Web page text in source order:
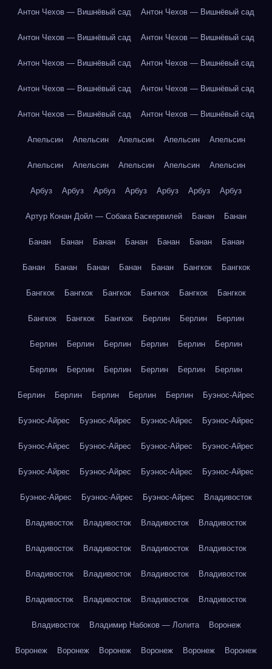
Антон Чехов — Вишнёвый сад Антон Чехов — Вишнёвый сад
Антон Чехов — Вишнёвый сад Антон Чехов — Вишнёвый сад
Антон Чехов — Вишнёвый сад Антон Чехов — Вишнёвый сад
Антон Чехов — Вишнёвый сад Антон Чехов — Вишнёвый сад
Антон Чехов — Вишнёвый сад Антон Чехов — Вишнёвый сад
Апельсин Апельсин Апельсин Апельсин Апельсин
Апельсин Апельсин Апельсин Апельсин Апельсин
Арбуз Арбуз Арбуз Арбуз Арбуз Арбуз Арбуз
Артур Конан Дойл — Собака Баскервилей Банан Банан
Банан Банан Банан Банан Банан Банан Банан
Банан Банан Банан Банан Банан Бангкок Бангкок
Бангкок Бангкок Бангкок Бангкок Бангкок Бангкок
Бангкок Бангкок Бангкок Берлин Берлин Берлин
Берлин Берлин Берлин Берлин Берлин Берлин
Берлин Берлин Берлин Берлин Берлин Берлин
Берлин Берлин Берлин Берлин Берлин Буэнос-Айрес
Буэнос-Айрес Буэнос-Айрес Буэнос-Айрес Буэнос-Айрес
Буэнос-Айрес Буэнос-Айрес Буэнос-Айрес Буэнос-Айрес
Буэнос-Айрес Буэнос-Айрес Буэнос-Айрес Буэнос-Айрес
Буэнос-Айрес Буэнос-Айрес Буэнос-Айрес Владивосток
Владивосток Владивосток Владивосток Владивосток
Владивосток Владивосток Владивосток Владивосток
Владивосток Владивосток Владивосток Владивосток
Владивосток Владивосток Владивосток Владивосток
Владивосток Владимир Набоков — Лолита Воронеж
Воронеж Воронеж Воронеж Воронеж Воронеж Воронеж